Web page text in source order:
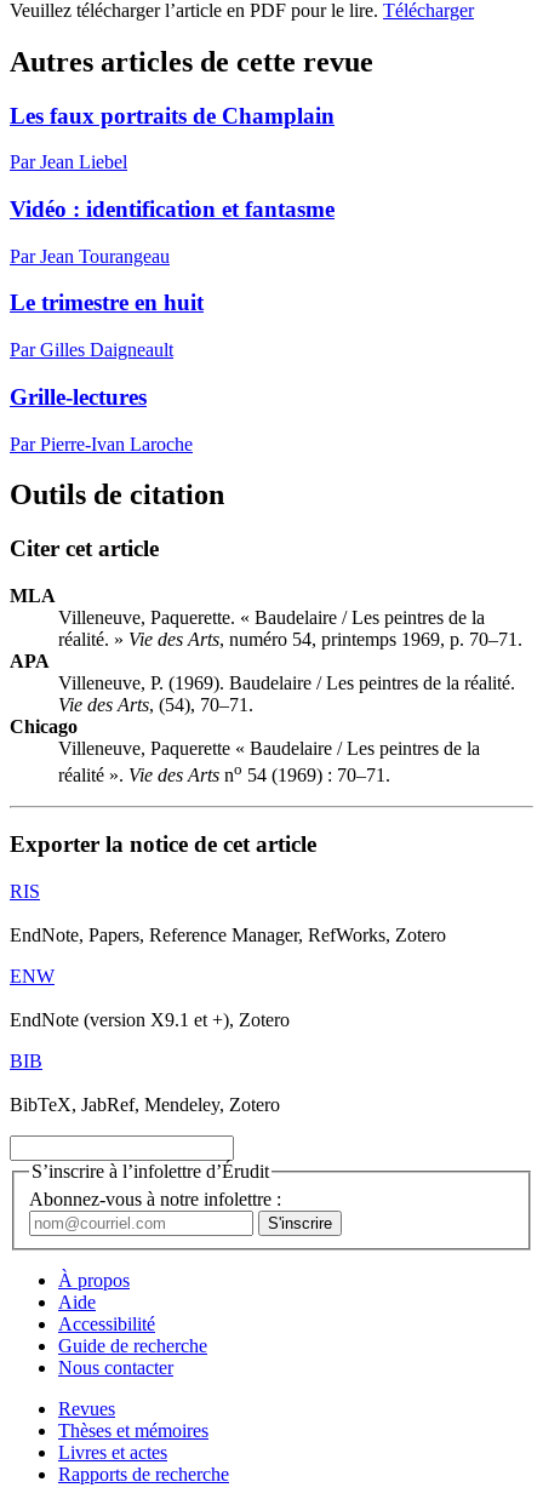
Veuillez télécharger l’article en PDF pour le lire. Télécharger
Autres articles de cette revue
Les faux portraits de Champlain
Par Jean Liebel
Vidéo : identification et fantasme
Par Jean Tourangeau
Le trimestre en huit
Par Gilles Daigneault
Grille-lectures
Par Pierre-Ivan Laroche
Outils de citation
Citer cet article
MLA
Villeneuve, Paquerette. « Baudelaire / Les peintres de la
réalité. » Vie des Arts, numéro 54, printemps 1969, p. 70–71.
APA
Villeneuve, P. (1969). Baudelaire / Les peintres de la réalité.
Vie des Arts, (54), 70–71.
Chicago
Villeneuve, Paquerette « Baudelaire / Les peintres de la
réalité ». Vie des Arts no 54 (1969) : 70–71.
Exporter la notice de cet article
RIS
EndNote, Papers, Reference Manager, RefWorks, Zotero
ENW
EndNote (version X9.1 et +), Zotero
BIB
BibTeX, JabRef, Mendeley, Zotero
S’inscrire à l’infolettre d’Érudit
Abonnez-vous à notre infolettre :
À propos
Aide
Accessibilité
Guide de recherche
Nous contacter
Revues
Thèses et mémoires
Livres et actes
Rapports de recherche